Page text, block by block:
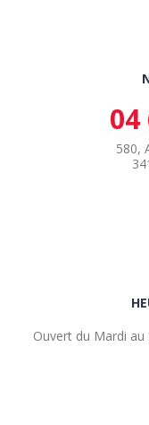
04
580,
Ouvert du Mardi au